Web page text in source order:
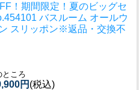
！期間限定！夏のビッグセ
バスルーム オールウ
スリッポン※返品・交換不
ところ
円 (税込)